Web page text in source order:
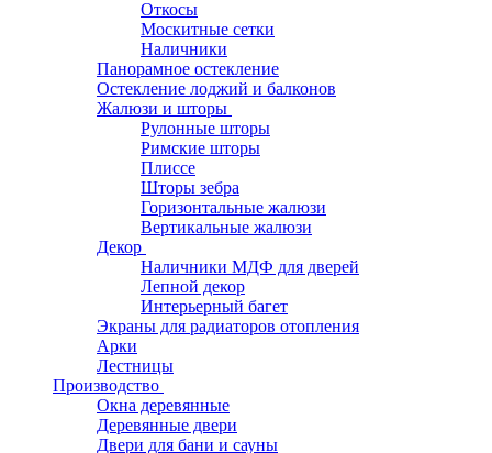
Откосы
Москитные сетки
Наличники
Панорамное остекление
Остекление лоджий и балконов
Жалюзи и шторы
Рулонные шторы
Римские шторы
Плиссе
Шторы зебра
Горизонтальные жалюзи
Вертикальные жалюзи
Декор
Наличники МДФ для дверей
Лепной декор
Интерьерный багет
Экраны для радиаторов отопления
Арки
Лестницы
Производство
Окна деревянные
Деревянные двери
Двери для бани и сауны